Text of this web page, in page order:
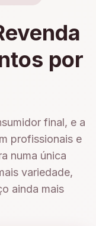
por
final, e a
profissionais e
numa única
variedade,
ainda mais